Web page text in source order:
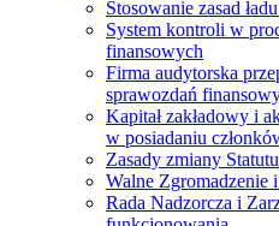
Stosowanie zasad
System kontroli w
finansowych
Firma audytorska
sprawozdań
Kapitał zakładowy i
w posiadaniu
Zasady zmiany
Walne Zgromadzenie
Rada Nadzorcza i